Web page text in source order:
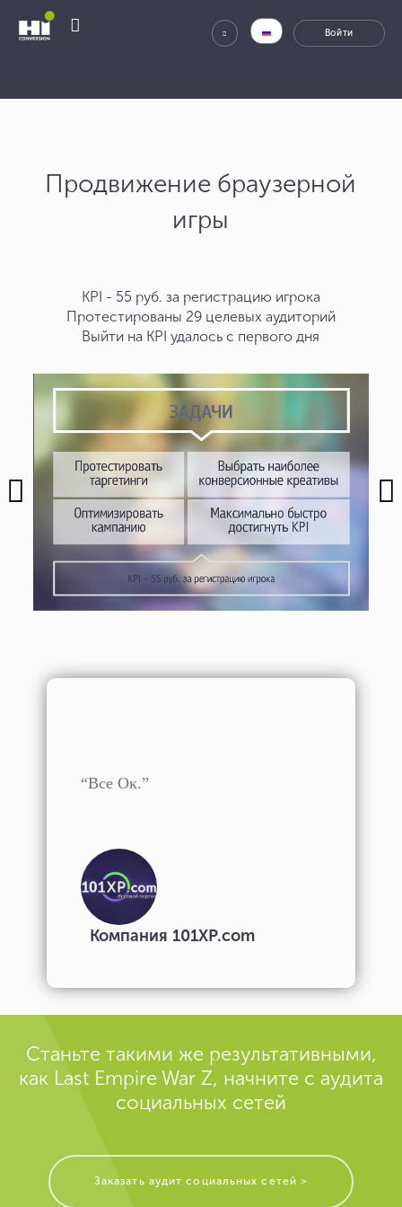
Продвижение браузерной
игры
KPI - 55 руб. за регистрацию игрока
Протестированы 29 целевых аудиторий
Выйти на KPI удалось с первого дня
“Все Ок.”
Компания 101XP.com
Станьте такими же результативными,
как Last Empire War Z, начните с аудита
социальных сетей
Заказать аудит социальных сетей >